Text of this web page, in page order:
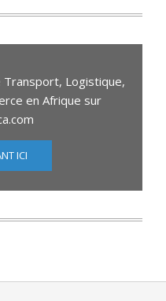
Logistique,
en Afrique sur
ICI